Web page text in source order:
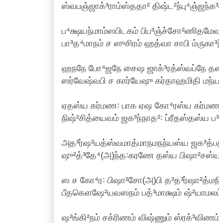
ஸ்வபஞ்ஜாக்³ராம்ஸ்ததா²
ப⁴க்ஷயந்மாம்ஸபிடகம்
பா³த⁴மாநம் ச ஸுசிரம் ஹத்வா சாபி
ஹநநே போ⁴ஜநே சைஷ ஜாக்³ரத்ஸ்வப்நே
ஸர்வேஷ்வபி ச கார்யேஷு கர்தாஹமிதி
ஏதஸ்ய கர்மண꞉ பாக ஏஷ கோ⁴ரஸ்ய
நிஷ்²சித்யைவம் ஜக³ந்நாத²꞉ ப்ரீதஸ்தஸ்ய
அத³ர்ஷ²யத்ஸ்வமாத்மாநமநந்யஸ்ய
ஷு²த்³தே⁴(அ)ந்த꞉கரணே தஸ்ய
ஸ ச கோ⁴ர꞉ பிஷா²சோ(அ)பி
பீதகௌஷே²யவஸநம் பத்³மாக்ஷம்
ஷ²ங்கி²நம் சக்ரிணம் விஷ்ணும் ஸ்ரக்³விணம்